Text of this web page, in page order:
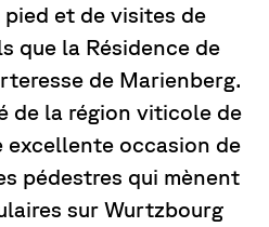
et de visites de
que la Résidence de
de Marienberg.
de la région viticole de
excellente occasion de
pédestres qui mènent
sur Wurtzbourg